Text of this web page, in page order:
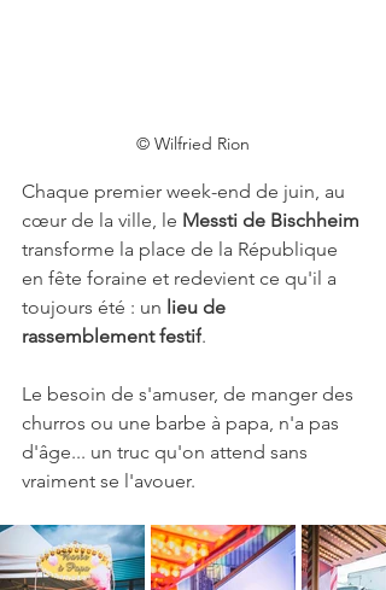
© Wilfried Rion
Chaque premier week-end de juin, au
cœur de la ville, le Messti de Bischheim
transforme la place de la République
en fête foraine et redevient ce qu'il a
toujours été : un lieu de
rassemblement festif.
Le besoin de s'amuser, de manger des
churros ou une barbe à papa, n'a pas
d'âge... un truc qu'on attend sans
vraiment se l'avouer.